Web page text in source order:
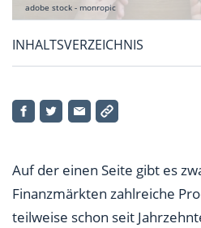
adobe stock - monropic
INHALTSVERZEICHNIS
Wie funktioniert das
Welche Projekte gibt es auf
Plattformen?
Auf der einen Seite gibt es
Finanzmärkten zahlreiche
teilweise schon seit